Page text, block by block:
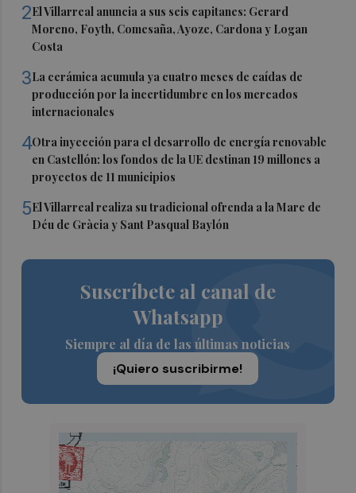
2El Villarreal anuncia a sus seis capitanes: Gerard
Moreno, Foyth, Comesaña, Ayoze, Cardona y Logan
Costa
3La cerámica acumula ya cuatro meses de caídas de
producción por la incertidumbre en los mercados
internacionales
4Otra inyección para el desarrollo de energía renovable
en Castellón: los fondos de la UE destinan 19 millones a
proyectos de 11 municipios
5El Villarreal realiza su tradicional ofrenda a la Mare de
Déu de Gràcia y Sant Pasqual Baylón
Suscríbete al canal de
Whatsapp
Siempre al día de las últimas noticias
¡Quiero suscribirme!